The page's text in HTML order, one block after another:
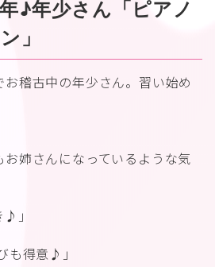
♪年少さん「ピアノ
」
お稽古中の年少さん。習い始め
姉さんになっているような気
♪」
も得意♪」